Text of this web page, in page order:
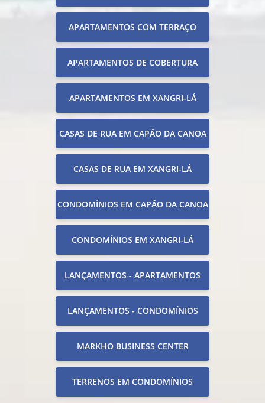
APARTAMENTOS COM TERRAÇO
APARTAMENTOS DE COBERTURA
APARTAMENTOS EM XANGRI-LÁ
CASAS DE RUA EM CAPÃO DA CANOA
CASAS DE RUA EM XANGRI-LÁ
CONDOMÍNIOS EM CAPÃO DA CANOA
CONDOMÍNIOS EM XANGRI-LÁ
LANÇAMENTOS - APARTAMENTOS
LANÇAMENTOS - CONDOMÍNIOS
MARKHO BUSINESS CENTER
TERRENOS EM CONDOMÍNIOS